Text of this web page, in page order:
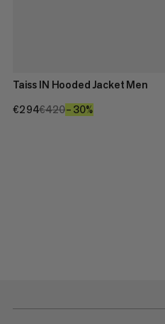
Taiss IN Hooded Jacket Men
€294€294
€420€420
–30%